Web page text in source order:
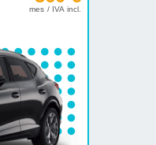
mes / IVA incl.